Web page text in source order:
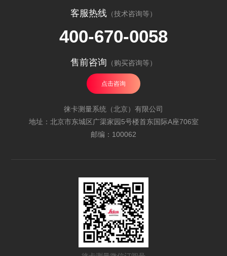
客服热线 （技术咨询等）
400-670-0058
售前咨询 （购买咨询等）
点击咨询
徕卡测量系统（北京）有限公司
地址：北京市东城区广渠家园5号楼首东国际A座706室
邮编：100062